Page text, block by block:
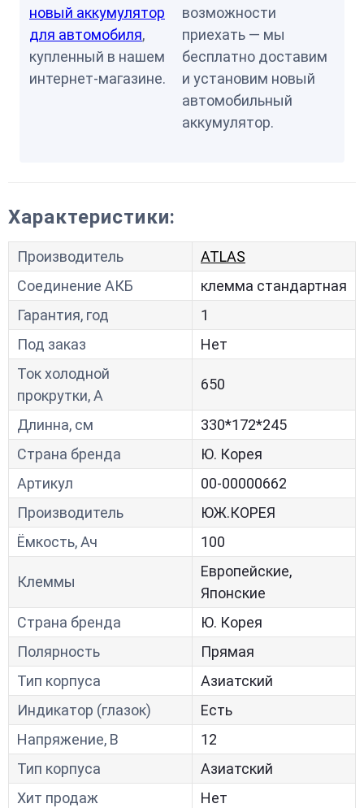
новый аккумулятор
для автомобиля,
купленный в нашем
интернет-магазине.
возможности
приехать — мы
бесплатно доставим
и установим новый
автомобильный
аккумулятор.
Характеристики:
Производитель
ATLAS
Соединение АКБ
клемма стандартная
Гарантия, год
1
Под заказ
Нет
Ток холодной
прокрутки, A
650
Длинна, см
330*172*245
Страна бренда
Ю. Корея
Артикул
00-00000662
Производитель
ЮЖ.КОРЕЯ
Ёмкость, Ач
100
Клеммы
Европейские,
Японские
Страна бренда
Ю. Корея
Полярность
Прямая
Тип корпуса
Азиатский
Индикатор (глазок)
Есть
Напряжение, В
12
Тип корпуса
Азиатский
Хит продаж
Нет